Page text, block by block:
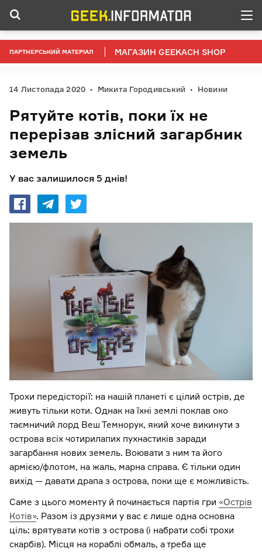
14 Листопада 2020 Микита Городивський Новини
Рятуйте котів, поки їх не
перерізав злісний загарбник
земель
У вас залишилося 5 днів!
Трохи передісторії: на нашій планеті є цілий острів, де
живуть тільки коти. Однак на їхні землі поклав око
таємничий лорд Веш Темнорук, який хоче викинути з
острова всіх чотирилапих пухнастиків заради
загарбання нових земель. Воювати з ним та його
армією/флотом, на жаль, марна справа. Є тільки один
вихід — давати драпа з острова, поки ще є можливість.
Саме з цього моменту й починається партія гри «Острів
Котів». Разом із друзями у вас є лише одна основна
ціль: врятувати котів з острова (і набрати собі трохи
скарбів). Місця на кораблі обмаль, а треба ще
ПАРТНЕРСЬКИЙ МАТЕРІАЛ МАГАЗИН GEEKACH SHOP